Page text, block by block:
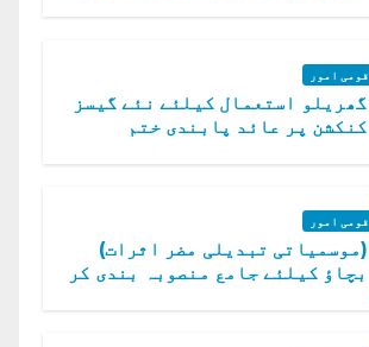
قومی امور
گھریلو استعمال کیلئے نئے گیسز
کنکشن پر عائد پابندی ختم
قومی امور
(موسمیاتی تبدیلی مضر اثرات)
بچاؤ کیلئے جامع منصوبہ بندی کر